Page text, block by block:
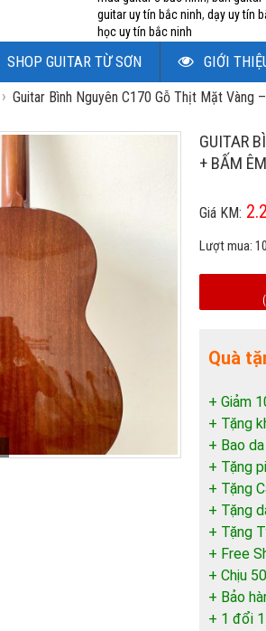
guitar uy tín bắc ninh, dạy uy tín
học uy tín bắc ninh
SHOP GUITAR TỪ SƠN GIỚI
› Guitar Bình Nguyên C170 Gỗ Thịt Mặt
GUITAR
+ BẤM
Giá KM:
Lượt mua:
Quà
+ Giảm
+ Tặng
+ Bao
+ Tặng
+ Tặng
+ Tặng
+ Tặng
+ Free
+ Chịu
+ Bảo
+ 1 đổi